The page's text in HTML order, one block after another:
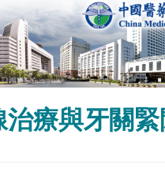
治療與牙關緊